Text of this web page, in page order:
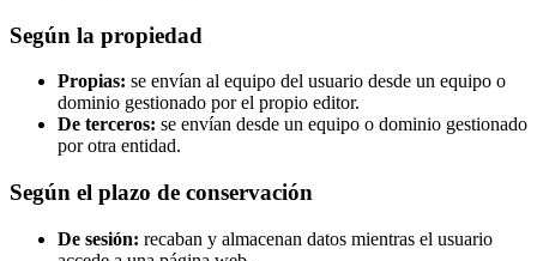
Según la propiedad
Propias: se envían al equipo del usuario desde un equipo o
dominio gestionado por el propio editor.
De terceros: se envían desde un equipo o dominio gestionado
por otra entidad.
Según el plazo de conservación
De sesión: recaban y almacenan datos mientras el usuario